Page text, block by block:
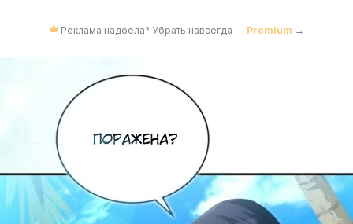
Реклама надоела? Убрать навсегда — Premium →